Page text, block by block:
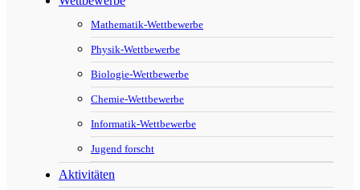
Mathematik-Wettbewerbe
Physik-Wettbewerbe
Biologie-Wettbewerbe
Chemie-Wettbewerbe
Informatik-Wettbewerbe
Jugend forscht
Aktivitäten